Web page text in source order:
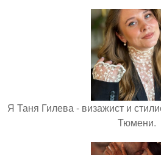
Я Таня Гилева - визажист и
Тюмени.